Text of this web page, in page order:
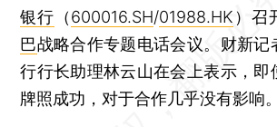
银行 （600016.SH/01988.HK ）召
巴战略合作专题电话会议。财新记
行行长助理林云山在会上表示，即
牌照成功，对于合作几乎没有影响。